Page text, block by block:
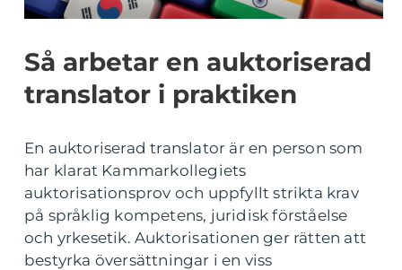
Så arbetar en auktoriserad
translator i praktiken
En auktoriserad translator är en person som
har klarat Kammarkollegiets
auktorisationsprov och uppfyllt strikta krav
på språklig kompetens, juridisk förståelse
och yrkesetik. Auktorisationen ger rätten att
bestyrka översättningar i en viss